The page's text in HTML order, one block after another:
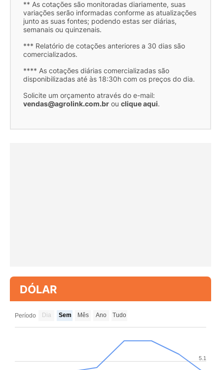
** As cotações são monitoradas diariamente, suas
variações serão informadas conforme as atualizações
junto as suas fontes; podendo estas ser diárias,
semanais ou quinzenais.
*** Relatório de cotações anteriores a 30 dias são
comercializados.
**** As cotações diárias comercializadas são
disponibilizadas até às 18:30h com os preços do dia.
Solicite um orçamento através do e-mail:
vendas@agrolink.com.br ou clique aqui.
DÓLAR
Período Dia Sem Mês Ano Tudo
5.1